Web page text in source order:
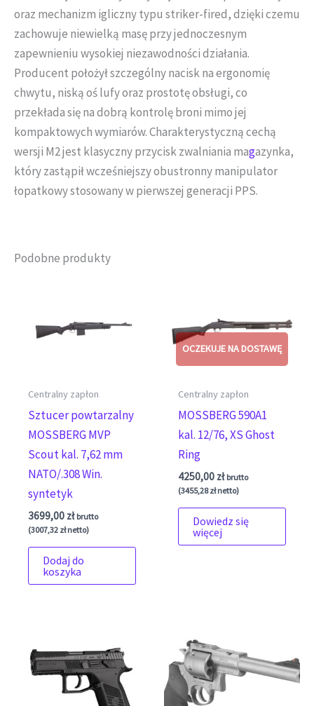
oraz mechanizm igliczny typu striker-fired, dzięki czemu
zachowuje niewielką masę przy jednoczesnym
zapewnieniu wysokiej niezawodności działania.
Producent położył szczególny nacisk na ergonomię
chwytu, niską oś lufy oraz prostotę obsługi, co
przekłada się na dobrą kontrolę broni mimo jej
kompaktowych wymiarów. Charakterystyczną cechą
wersji M2 jest klasyczny przycisk zwalniania magazynka,
który zastąpił wcześniejszy obustronny manipulator
łopatkowy stosowany w pierwszej generacji PPS.
Podobne produkty
Centralny zapłon
Sztucer powtarzalny
MOSSBERG MVP
Scout kal. 7,62 mm
NATO/.308 Win.
syntetyk
3699,00 zł brutto
(3007,32 złnetto)
Dodaj do
koszyka
Centralny zapłon
MOSSBERG 590A1
kal. 12/76, XS Ghost
Ring
4250,00 zł brutto
(3455,28złnetto)
Dowiedz się
więcej